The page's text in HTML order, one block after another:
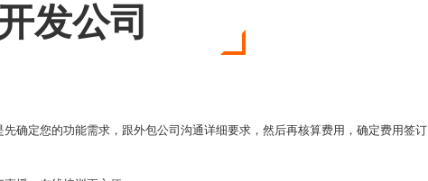
发公司
确定您的功能需求，跟外包公司沟通详细要求，然后再核算费用，确定费用签订